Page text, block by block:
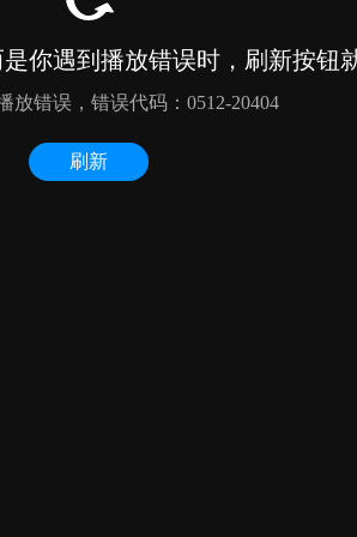
你遇到播放错误时，刷新按钮
放错误，错误代码：0512-20404
刷新